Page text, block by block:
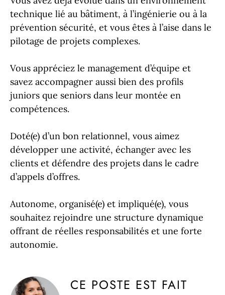
technique lié au bâtiment, à l’ingénierie ou à la
prévention sécurité, et vous êtes à l’aise dans le
pilotage de projets complexes.
Vous appréciez le management d’équipe et
savez accompagner aussi bien des profils
juniors que seniors dans leur montée en
compétences.
Doté(e) d’un bon relationnel, vous aimez
développer une activité, échanger avec les
clients et défendre des projets dans le cadre
d’appels d’offres.
Autonome, organisé(e) et impliqué(e), vous
souhaitez rejoindre une structure dynamique
offrant de réelles responsabilités et une forte
autonomie.
CE POSTE EST FAIT